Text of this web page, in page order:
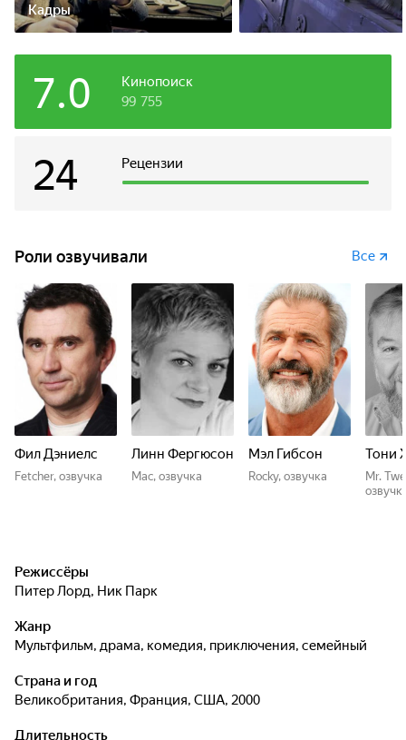
Кадры
Кинопоиск
7.0 99 755
Рецензии
24
Роли озвучивали Все
Фил Дэниелс
Fetcher, озвучка
Линн Фергюсон
Mac, озвучка
Мэл Гибсон
Rocky, озвучка
Тони
Mr.
Режиссёры
Питер Лорд, Ник Парк
Жанр
мультфильм, драма, комедия, приключения, семейный
Страна и год
Великобритания, Франция, США, 2000
Длительность